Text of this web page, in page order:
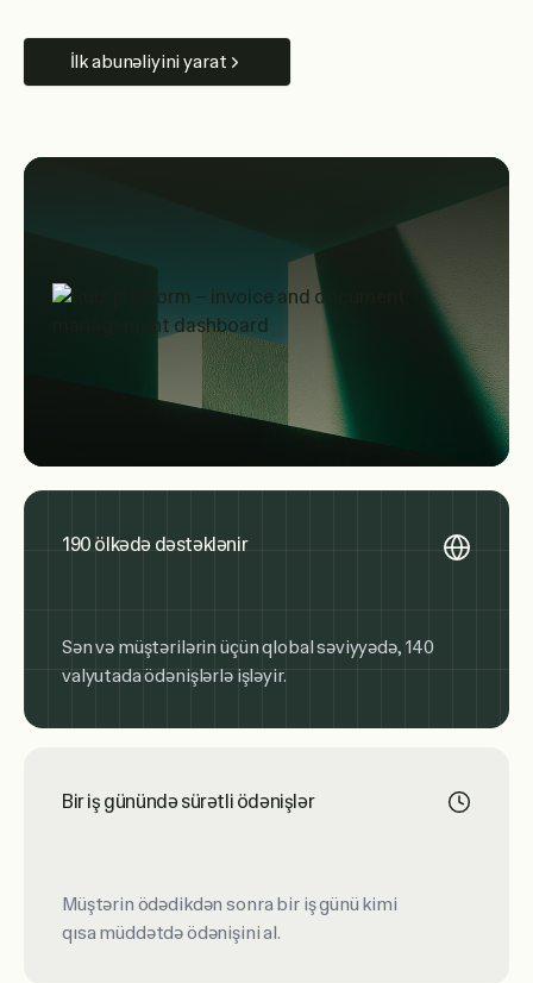
İlk abunəliyini yarat
190 ölkədə dəstəklənir
Sən və müştərilərin üçün qlobal səviyyədə, 140
valyutada ödənişlərlə işləyir.
Bir iş günündə sürətli ödənişlər
Müştərin ödədikdən sonra bir iş günü kimi
qısa müddətdə ödənişini al.